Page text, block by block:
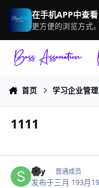
跳转到帖子
在手机APP中查看
更方便的浏览方式。
首页 学习企业管理
1111
shy 普通成员
发布于三月 193月